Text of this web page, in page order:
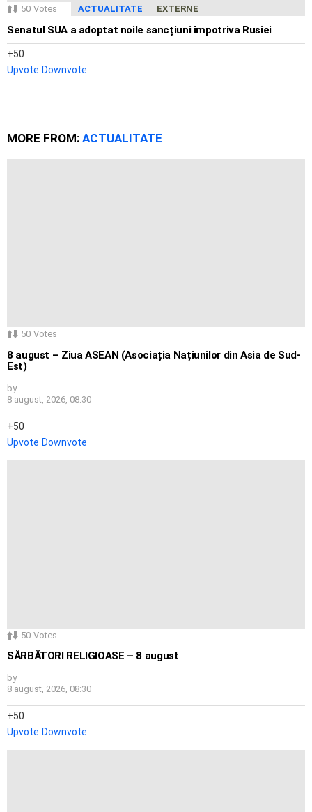
50 Votes ACTUALITATE EXTERNE
Senatul SUA a adoptat noile sancțiuni împotriva Rusiei
50
Upvote Downvote
MORE FROM: ACTUALITATE
50 Votes
8 august – Ziua ASEAN (Asociația Națiunilor din Asia de Sud-
Est)
by
8 august, 2026, 08:30
50
Upvote Downvote
50 Votes
SĂRBĂTORI RELIGIOASE – 8 august
by
8 august, 2026, 08:30
50
Upvote Downvote